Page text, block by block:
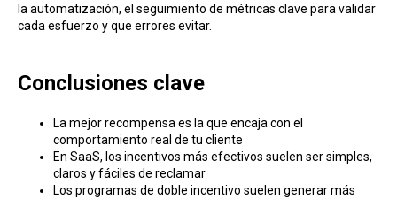
la automatización, el seguimiento de métricas clave para validar
cada esfuerzo y que errores evitar.
Conclusiones clave
La mejor recompensa es la que encaja con el
comportamiento real de tu cliente
En SaaS, los incentivos más efectivos suelen ser simples,
claros y fáciles de reclamar
Los programas de doble incentivo suelen generar más